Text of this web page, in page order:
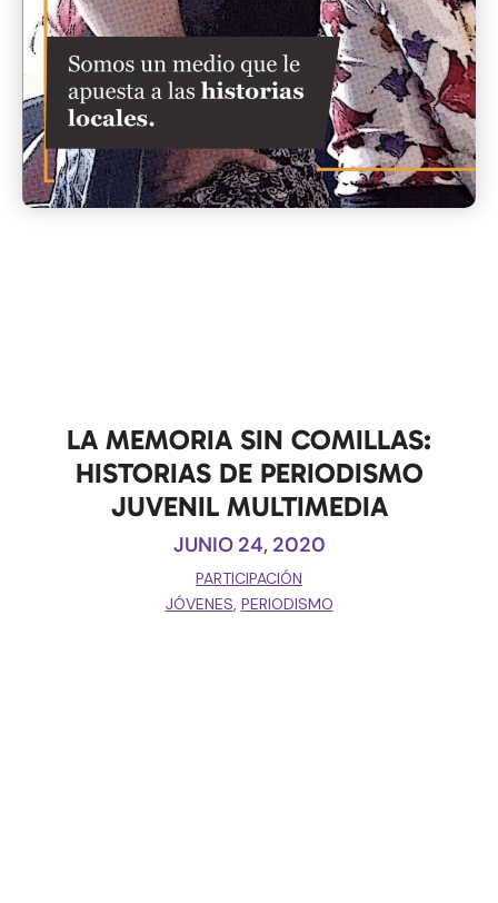
LA MEMORIA SIN COMILLAS:
HISTORIAS DE PERIODISMO
JUVENIL MULTIMEDIA
JUNIO 24, 2020
PARTICIPACIÓN
JÓVENES, PERIODISMO